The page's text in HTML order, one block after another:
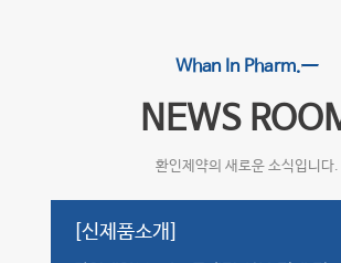
Whan In Pharm.
NEWS
환인제약의 새로운 소식입니다.
[신제품소개]